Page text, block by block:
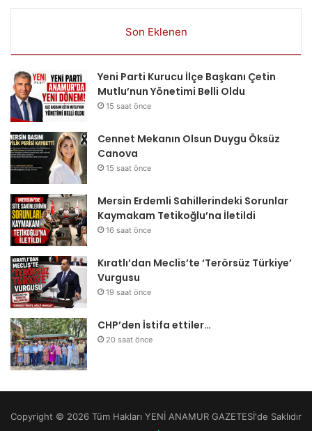
Son Eklenen
Yeni Parti Kurucu İlçe Başkanı Çetin
Mutlu’nun Yönetimi Belli Oldu
15 saat önce
Cennet Mekanın Olsun Duygu Öksüz
Canova
15 saat önce
Mersin Erdemli Sahillerindeki Sorunlar
Kaymakam Tetikoğlu’na İletildi
16 saat önce
Kıratlı’dan Meclis’te ‘Terörsüz Türkiye’
Vurgusu
19 saat önce
CHP’den İstifa ettiler…
20 saat önce
Copyright © 2026 Tüm Hakları YENİ ANAMUR GAZETESİ'de Saklıdır